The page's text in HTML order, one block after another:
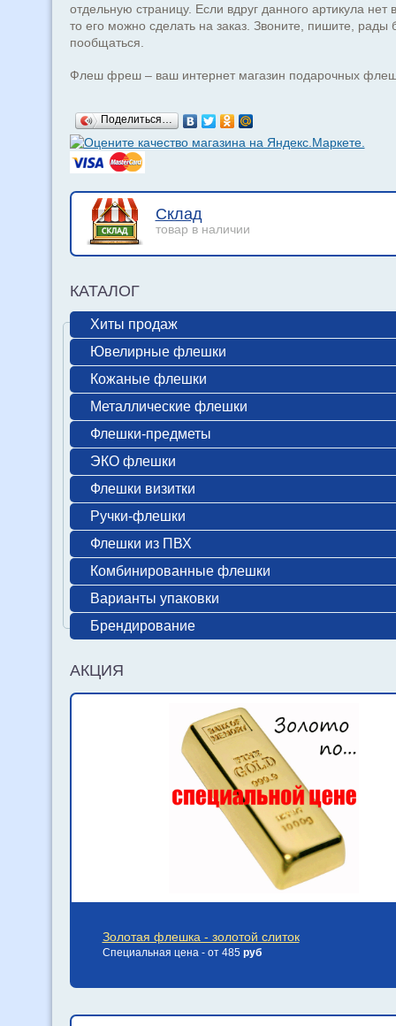
отдельную страницу. Если вдруг данного артикула нет
то его можно сделать на заказ. Звоните, пишите, рады
пообщаться.
Флеш фреш – ваш интернет магазин подарочных
Поделиться…
Склад
товар в наличии
КАТАЛОГ
Хиты продаж
Ювелирные флешки
Кожаные флешки
Металлические флешки
Флешки-предметы
ЭКО флешки
Флешки визитки
Ручки-флешки
Флешки из ПВХ
Комбинированные флешки
Варианты упаковки
Брендирование
АКЦИЯ
Золотая флешка - золотой слиток
Специальная цена - от 485 руб